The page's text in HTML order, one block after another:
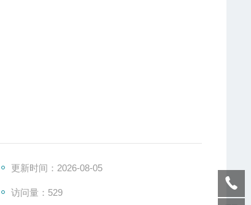
以弹性体为中介，通过力作用在帖传感器两边的
更新时间：2026-08-05
访问量：529